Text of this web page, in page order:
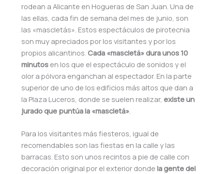
rodean a Alicante en Hogueras de San Juan. Una de
las ellas, cada fin de semana del mes de junio, son
las «mascletás». Estos espectáculos de pirotecnia
son muy apreciados por los visitantes y por los
propios alicantinos. Cada «mascletá» dura unos 10
minutos en los que el espectáculo de sonidos y el
olor a pólvora enganchan al espectador. En la parte
superior de uno de los edificios más altos que dan a
la Plaza Luceros, donde se suelen realizar, existe un
jurado que puntúa la «mascletá»
Para los visitantes más fiesteros, igual de
recomendables son las fiestas en la calle y las
barracas. Esto son unos recintos a pie de calle con
decoración original por el exterior donde la gente del